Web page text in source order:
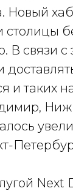
Новый
столицы
В связи
и таких
Next